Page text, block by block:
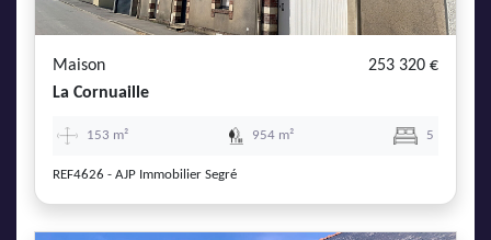
Maison
253 320 €
La Cornuaille
153 m² 954 m² 5
REF4626 - AJP Immobilier Segré